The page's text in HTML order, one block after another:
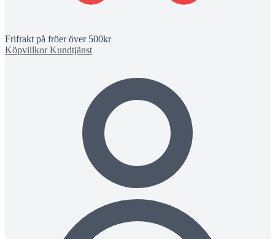
Frifrakt på fröer över 500kr
KöpvillkorKundtjänst